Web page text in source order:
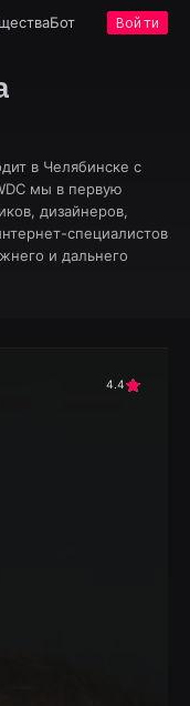
Бот Войти
в Челябинске с
мы в первую
дизайнеров,
специалистов
и дальнего
4.4